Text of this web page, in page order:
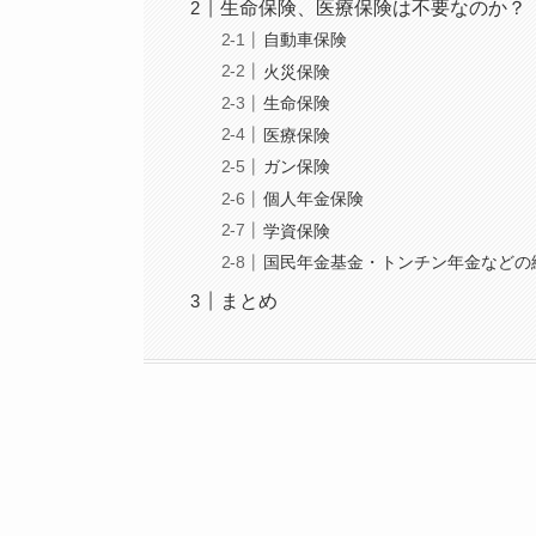
生命保険、医療保険は不要なのか？
自動車保険
火災保険
生命保険
医療保険
ガン保険
個人年金保険
学資保険
国民年金基金・トンチン年金など
まとめ